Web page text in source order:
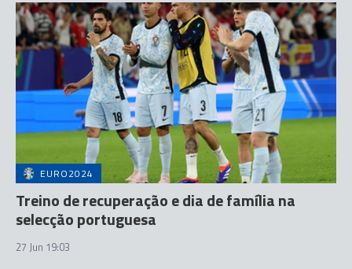
EURO2024
Treino de recuperação e dia de família na
selecção portuguesa
27 Jun 19:03